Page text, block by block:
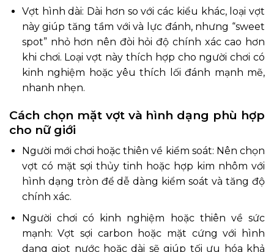
Vợt hình dài: Dài hơn so với các kiểu khác, loại vợt
này giúp tăng tầm với và lực đánh, nhưng “sweet
spot” nhỏ hơn nên đòi hỏi độ chính xác cao hơn
khi chơi. Loại vợt này thích hợp cho người chơi có
kinh nghiệm hoặc yêu thích lối đánh mạnh mẽ,
nhanh nhẹn.
Cách chọn mặt vợt và hình dạng phù hợp
cho nữ giới
Người mới chơi hoặc thiên về kiểm soát: Nên chọn
vợt có mặt sợi thủy tinh hoặc hợp kim nhôm với
hình dạng tròn để dễ dàng kiểm soát và tăng độ
chính xác.
Người chơi có kinh nghiệm hoặc thiên về sức
mạnh: Vợt sợi carbon hoặc mặt cứng với hình
dạng giọt nước hoặc dài sẽ giúp tối ưu hóa khả